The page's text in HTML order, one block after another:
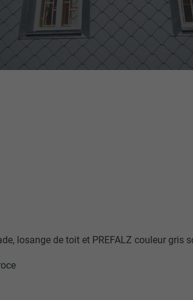
losange de toit et PREFALZ couleur gris